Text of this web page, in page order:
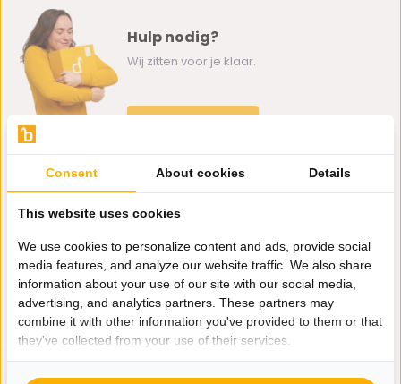
Hulp nodig?
Wij zitten voor je klaar.
klantenservice@bazaaronline.nl
Ontvang de nieuwste aanbiedingen en promoties. We zullen
je niet spammen, beloofd.
Consent About cookies Details
This website uses cookies
We use cookies to personalize content and ads, provide social
media features, and analyze our website traffic. We also share
information about your use of our site with our social media,
advertising, and analytics partners. These partners may
combine it with other information you've provided to them or that
they've collected from your use of their services.